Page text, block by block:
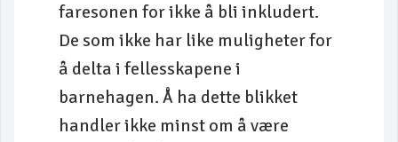
faresonen for ikke å bli inkludert.
De som ikke har like muligheter for
å delta i fellesskapene i
barnehagen. Å ha dette blikket
handler ikke minst om å være